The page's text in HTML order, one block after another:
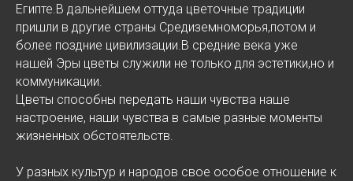
Египте.В дальнейшем оттуда цветочные традиции
пришли в другие страны Средиземноморья,потом и
более поздние цивилизации.В средние века уже
нашей Эры цветы служили не только для эстетики,но и
коммуникации.
Цветы способны передать наши чувства наше
настроение, наши чувства в самые разные моменты
жизненных обстоятельств.
У разных культур и народов свое особое отношение к